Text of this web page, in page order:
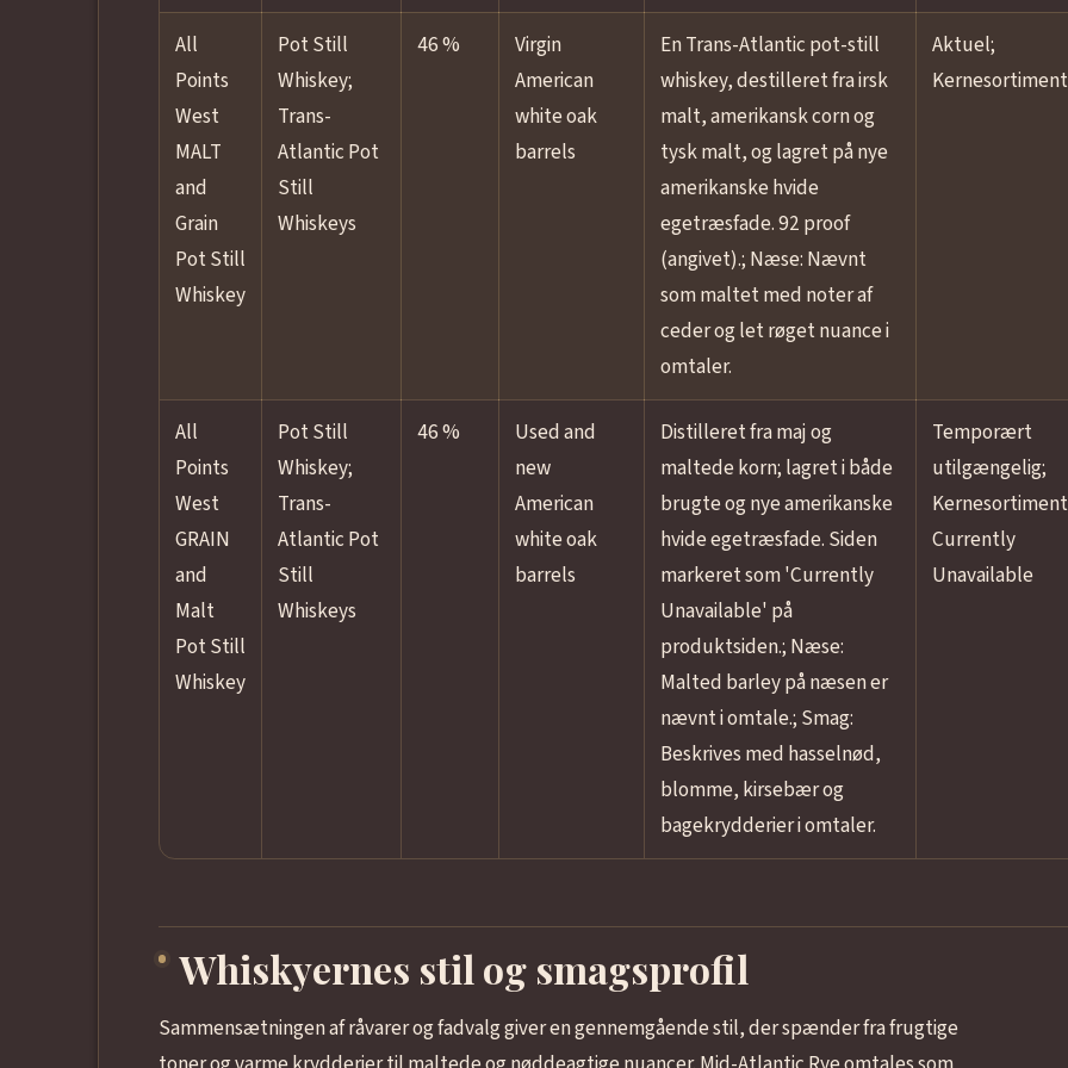
All
Points
West
MALT
and
Grain
Pot Still
Whiskey
Pot Still
Whiskey;
Trans-
Atlantic Pot
Still
Whiskeys
46 %
Virgin
American
white oak
barrels
En Trans-Atlantic pot-still
whiskey, destilleret fra irsk
malt, amerikansk corn og
tysk malt, og lagret på nye
amerikanske hvide
egetræsfade. 92 proof
(angivet).; Næse: Nævnt
som maltet med noter af
ceder og let røget nuance i
omtaler.
Aktuel;
Kernesortiment
All
Points
West
GRAIN
and
Malt
Pot Still
Whiskey
Pot Still
Whiskey;
Trans-
Atlantic Pot
Still
Whiskeys
46 %
Used and
new
American
white oak
barrels
Distilleret fra maj og
maltede korn; lagret i både
brugte og nye amerikanske
hvide egetræsfade. Siden
markeret som 'Currently
Unavailable' på
produktsiden.; Næse:
Malted barley på næsen er
nævnt i omtale.; Smag:
Beskrives med hasselnød,
blomme, kirsebær og
bagekrydderier i omtaler.
Temporært
utilgængelig;
Currently
Unavailable
Whiskyernes stil og smagsprofil
Sammensætningen af råvarer og fadvalg giver en gennemgående stil, der spænder fra frugtige